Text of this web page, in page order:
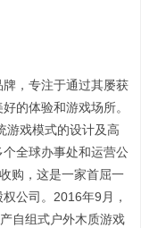
，专注于通过其屡获
的体验和游戏场所。
游戏模式的设计及高
全球办事处和运营公
购，这是一家首屈一
公司。2016年9月，
自组式户外木质游戏